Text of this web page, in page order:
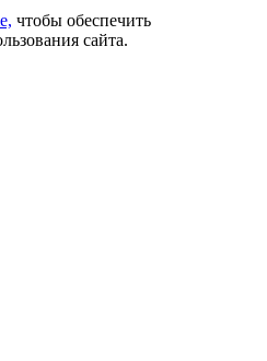
чтобы обеспечить
сайта.